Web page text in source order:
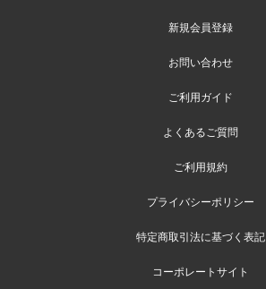
新規会員登録
お問い合わせ
ご利用ガイド
よくあるご質問
ご利用規約
プライバシーポリシー
特定商取引法に基づく表記
コーポレートサイト